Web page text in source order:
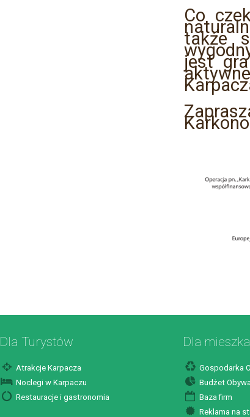
Co
także
jest
Dla Turystów
Atrakcje Karpacza
Noclegi w Karpaczu
Restauracje i gastronomia
Dla
Gospodarka
Budżet
Baza firm
Reklama na